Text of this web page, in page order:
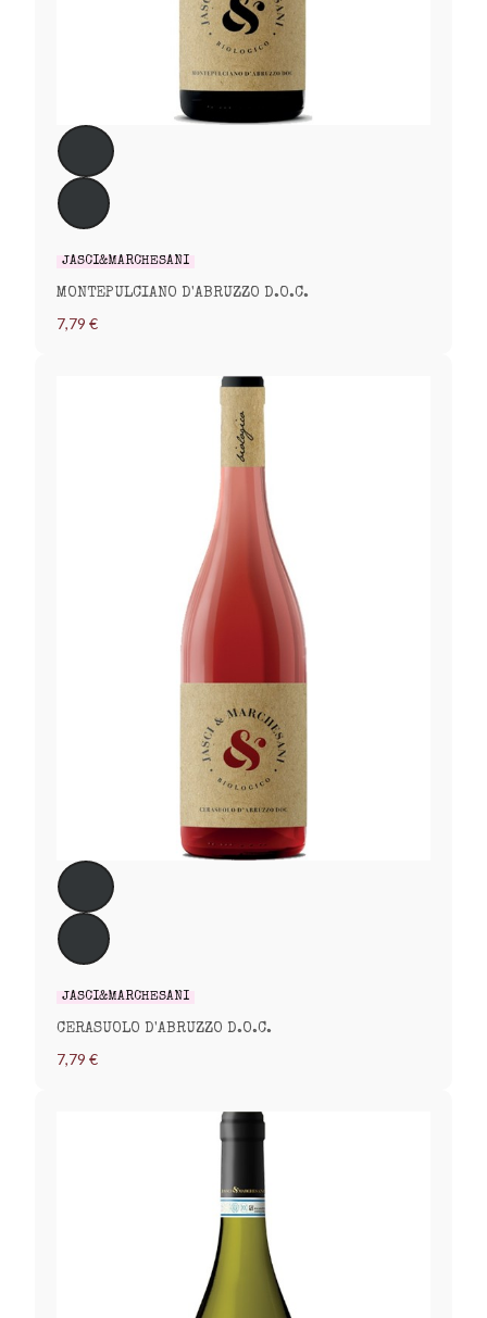
JASCI&MARCHESANI
MONTEPULCIANO D'ABRUZZO D.O.C.
7,79 €
JASCI&MARCHESANI
CERASUOLO D'ABRUZZO D.O.C.
7,79 €